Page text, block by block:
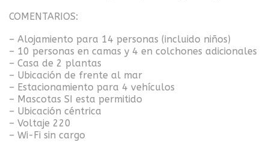
COMENTARIOS:
– Alojamiento para 14 personas (incluido niños)
– 10 personas en camas y 4 en colchones adicionales
– Casa de 2 plantas
– Ubicación de frente al mar
– Estacionamiento para 4 vehículos
– Mascotas SI esta permitido
– Ubicación céntrica
– Voltaje 220
– Wi-Fi sin cargo